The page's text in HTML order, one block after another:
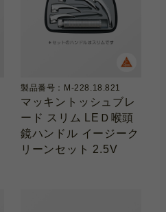
製品番号：M-228.18.821
マッキントッシュブレ
ード スリム LEＤ喉頭
鏡ハンドル イージーク
リーンセット 2.5V